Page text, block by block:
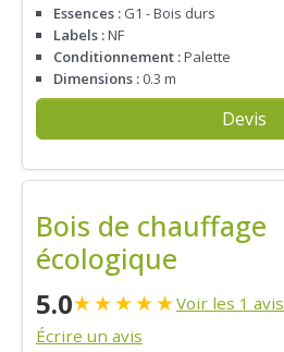
Essences : G1 - Bois durs
Labels :NF
Conditionnement :Palette
Dimensions : 0.3 m
Devis
Bois de chauffage
écologique
5.0★★★★★Voir les 1 avis
Écrire un avis